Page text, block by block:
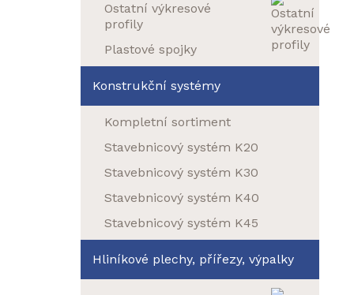
Ostatní výkresové
profily
Plastové spojky
Konstrukční systémy
Kompletní sortiment
Stavebnicový systém K20
Stavebnicový systém K30
Stavebnicový systém K40
Stavebnicový systém K45
Hliníkové plechy, přířezy, výpalky